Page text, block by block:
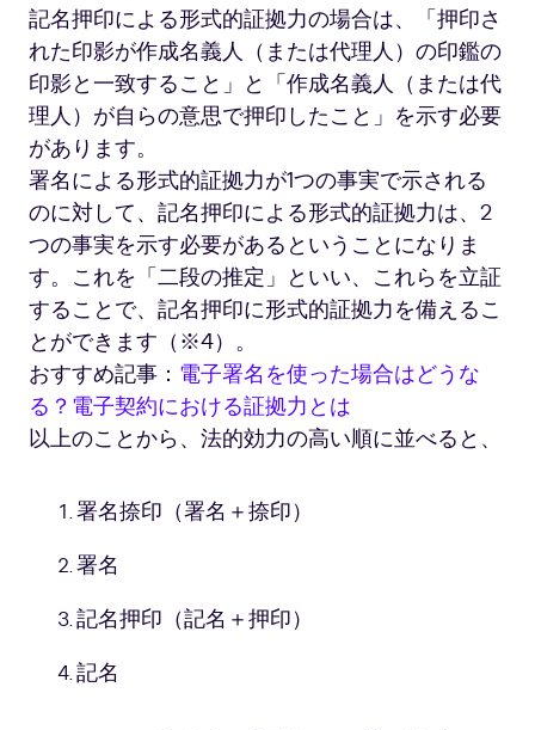
記名押印による形式的証拠力の場合は、「押印さ
れた印影が作成名義人（または代理人）の印鑑の
印影と一致すること」と「作成名義人（または代
理人）が自らの意思で押印したこと」を示す必要
があります。
署名による形式的証拠力が1つの事実で示される
のに対して、記名押印による形式的証拠力は、2
つの事実を示す必要があるということになりま
す。これを「二段の推定」といい、これらを立証
することで、記名押印に形式的証拠力を備えるこ
とができます（※4）。
おすすめ記事： 電子署名を使った場合はどうな
る？電子契約における証拠力とは
以上のことから、法的効力の高い順に並べると、
署名捺印（署名＋捺印）
署名
記名押印（記名＋押印）
記名